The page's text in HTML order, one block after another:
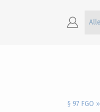
§ 97 FGO »